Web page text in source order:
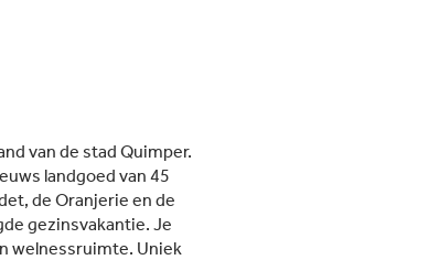
van de stad Quimper.
landgoed van 45
de Oranjerie en de
gezinsvakantie. Je
welnessruimte. Uniek